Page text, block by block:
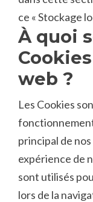
ce « Stockage
À quoi
web ?
Les Cookies
principal de
expérience de
sont utilisés
lors de la